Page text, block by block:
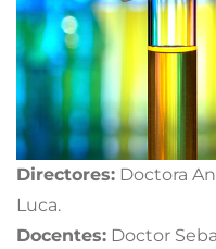
Directores: Doctora
Luca.
Docentes: Doctor